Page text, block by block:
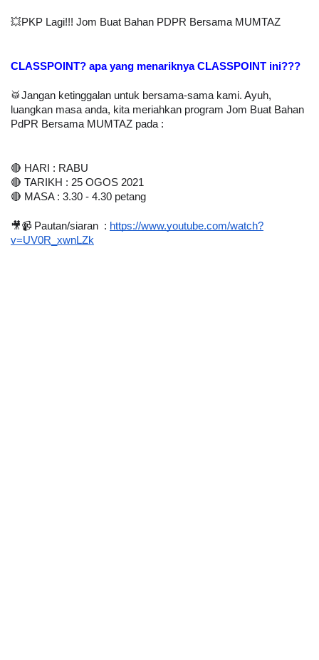
💥PKP Lagi!!! Jom Buat Bahan PDPR Bersama MUMTAZ
CLASSPOINT? apa yang menariknya CLASSPOINT ini???
🥁Jangan ketinggalan untuk bersama-sama kami. Ayuh,
luangkan masa anda, kita meriahkan program Jom Buat Bahan
PdPR Bersama MUMTAZ pada :
🔴 HARI : RABU
🔴 TARIKH : 25 OGOS 2021
🔴 MASA : 3.30 - 4.30 petang
🎥📹 Pautan/siaran  : https://www.youtube.com/watch?
v=UV0R_xwnLZk